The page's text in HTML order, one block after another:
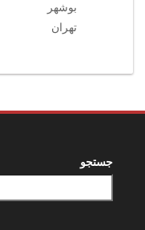
بوشهر
تهران
جستجو